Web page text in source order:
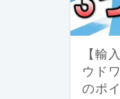
【輸
ウド
のポ